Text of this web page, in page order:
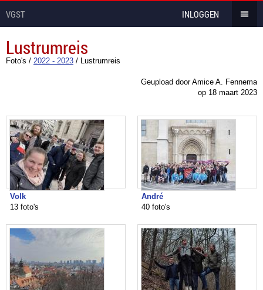
VGST INLOGGEN
Lustrumreis
Foto's / 2022 - 2023 / Lustrumreis
Geupload door Amice A. Fennema
op 18 maart 2023
Volk
13 foto's
André
40 foto's